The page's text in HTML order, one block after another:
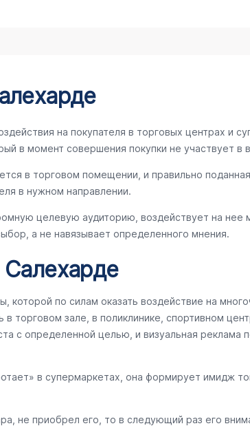
на покупателя в торговых центрах и
в момент совершения покупки не участвует в
в торговом помещении, и правильно
в нужном направлении.
целевую аудиторию, воздействует на нее
а не навязывает определенного мнения.
Салехарде
которой по силам оказать воздействие на
торговом зале, в поликлинике, спортивном
с определенной целью, и визуальная реклама
в супермаркетах, она формирует имидж
не приобрел его, то в следующий раз его